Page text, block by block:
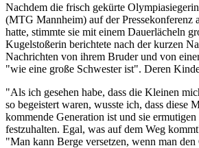
Nachdem die frisch gekürte
(MTG Mannheim) auf der Pressekonferenz
hatte, stimmte sie mit einem Dauerlächeln
Kugelstoßerin berichtete nach der kurzen
Nachrichten von ihrem Bruder und von
"wie eine große Schwester ist". Deren
"Als ich gesehen habe, dass die Kleinen
so begeistert waren, wusste ich, dass diese
kommende Generation ist und sie
festzuhalten. Egal, was auf dem Weg
"Man kann Berge versetzen, wenn man